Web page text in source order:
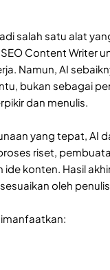
salah satu alat
Content Writer
Namun, AI
bukan sebagai
dan menulis.
yang tepat, AI
riset,
konten. Hasil
oleh